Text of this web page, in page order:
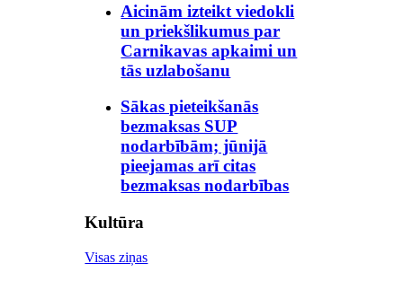
Aicinām izteikt viedokli
un priekšlikumus par
Carnikavas apkaimi un
tās uzlabošanu
Sākas pieteikšanās
bezmaksas SUP
nodarbībām; jūnijā
pieejamas arī citas
bezmaksas nodarbības
Kultūra
Visas ziņas